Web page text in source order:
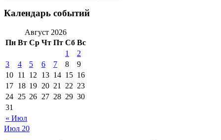
Календарь событий
Август 2026
Пн Вт Ср Чт Пт Сб Вс
« Июл
1
2
3
4 5 6 7 8
9
10 11 12 13 14 15 16
17 18 19 20 21 22 23
24 25 26 27 28 29 30
31
Июл 20